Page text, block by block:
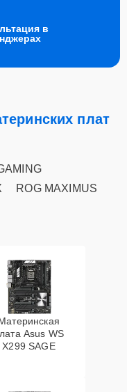
в
плат
ROG MAXIMUS
Asus WS
X299 SAGE